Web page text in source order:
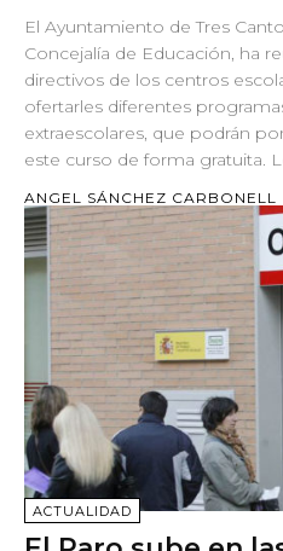
El Ayuntamiento de Tres
Concejalía de Educación, ha
directivos de los centros
ofertarles diferentes
extraescolares, que podrán
este curso de forma gratuita.
ANGEL SÁNCHEZ CARBONELL
ACTUALIDAD